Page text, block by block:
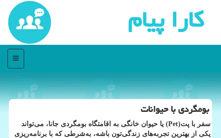
كارا پیام
منو
بومگردی با حیوانات
سفر با پت(Pet) یا حیوان خانگی به اقامتگاه بومگردی جانا، می‌تواند
یکی از بهترین تجربه‌های زندگی‌تون باشه، به‌شرطی که با برنامه‌ریزی